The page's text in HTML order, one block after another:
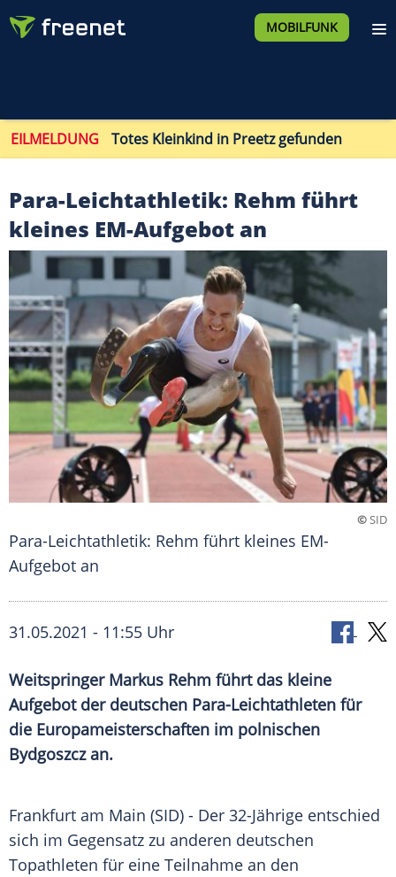
MOBILFUNK
EILMELDUNG Totes Kleinkind in Preetz gefunden
Para-Leichtathletik: Rehm führt
kleines EM-Aufgebot an
©SID
Para-Leichtathletik: Rehm führt kleines EM-
Aufgebot an
31.05.2021 - 11:55 Uhr
Weitspringer Markus Rehm führt das kleine
Aufgebot der deutschen Para-Leichtathleten für
die Europameisterschaften im polnischen
Bydgoszczan.
Frankfurt am Main (SID) - Der 32-Jährige entschied
sich im Gegensatz zu anderen deutschen
Topathleten für eine Teilnahme an den